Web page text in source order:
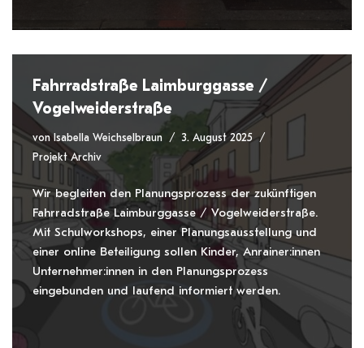
Fahrradstraße Laimburggasse /
Vogelweiderstraße
vonIsabella Weichselbraun
3. August 2025
Projekt Archiv
Wir begleiten den Planungsprozess der zukünftigen
Fahrradstraße Laimburggasse / Vogelweiderstraße.
Mit Schulworkshops, einer Planungsausstellung und
einer online Beteiligung sollen Kinder, Anrainer:innen
Unternehmer:innen in den Planungsprozess
eingebunden und laufend informiert werden.